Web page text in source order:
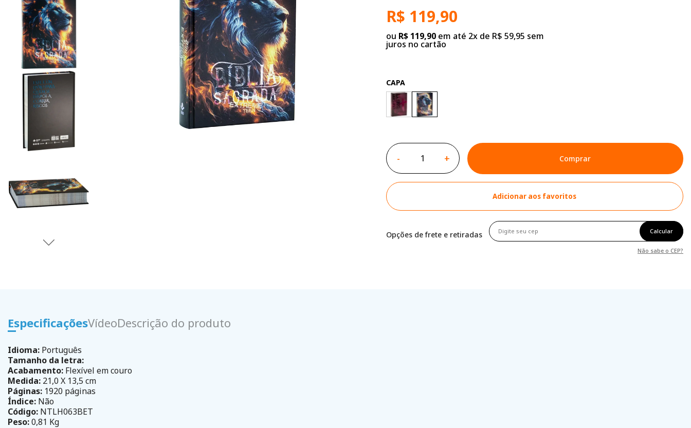
R$ 119,90
ou R$ 119,90em até 2x de R$ 59,95 sem
juros no cartão
CAPA
- + Comprar
Adicionar aos favoritos
Opções de frete e retiradas Calcular
Não sabe o CEP?
EspecificaçõesVídeoDescrição do produto
Idioma: Português
Tamanho da letra:
Acabamento: Flexível em couro
Medida: 21,0 X 13,5 cm
Páginas: 1920 páginas
Índice: Não
Código: NTLH063BET
Peso:0,81 Kg